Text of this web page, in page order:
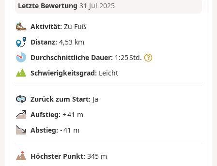
Letzte Bewertung 31 Jul 2025
Aktivität: Zu Fuß
Distanz: 4,53 km
Durchschnittliche Dauer: 1:25 Std.
Schwierigkeitsgrad: Leicht
Zurück zum Start: Ja
Aufstieg: + 41 m
Abstieg: - 41 m
Höchster Punkt: 345 m